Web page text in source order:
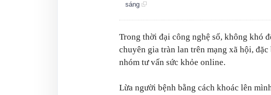
sáng
Trong thời đại công nghệ số, không khó
chuyên gia tràn lan trên mạng xã hội,
nhóm tư vấn sức khỏe online.
Lừa người bệnh bằng cách khoác lên